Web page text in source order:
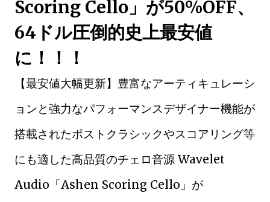
Scoring Cello」が50%OFF、
64ドル圧倒的史上最安値
に！！！
【最安値大幅更新】豊富なアーティキュレーシ
ョンと強力なパフォーマンスデザイナー機能が
搭載されたポストクラシックやスコアリング等
にも適した高品質のチェロ音源 Wavelet
Audio「Ashen Scoring Cello」が